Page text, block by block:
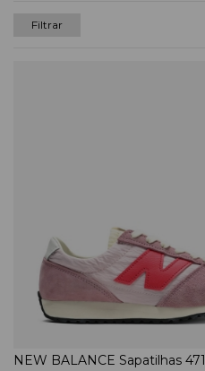
Filtrar
NEW BALANCE Sapatilhas